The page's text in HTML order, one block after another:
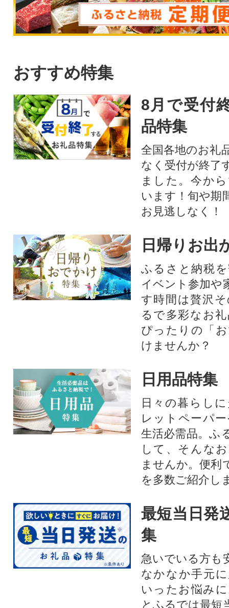
おすすめ特集
8月で受付
品特集
全国各地のお礼
なく受付が終了
ました。今か
います！旬や期
お見逃しなく！
日帰りお出
ふるさと納税
イベント参加や
す時間は贅沢
るで多彩なお
ぴったりの「
けませんか？
日用品特集
日々の暮らし
レットペーパ
生活必需品。ふ
して、そんな
ませんか。便利
を多数ご紹介し
最短当日発
集
急いでいる方も
なかなか手元
いったお悩み
とふるでは最短